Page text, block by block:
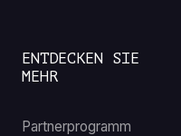
ENTDECKEN SIE
MEHR
Partnerprogramm